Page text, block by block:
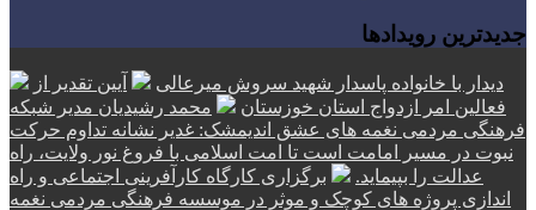
جدیدترین رویدادها
دیدار با خانواده پاسدار شهید سروش میرعالی
آیین تقدیر از
فعالین امر ازدواج استان خوزستان
محمد رشیدیان مدیر شبکه
فرهنگی مردمی نغمه های عشق اندیمشک: غدیر نشانه تداوم حرکت
نبوت در مسیر امامت است تا امت اسلامی با فروغ نور ولایت، راه
عدالت را بپیماید.
برگزاری کارگاه کارآفرینی اجتماعی و راه
اندازی پروژه های کوچک و موثر در موسسه فرهنگی مردمی نغمه